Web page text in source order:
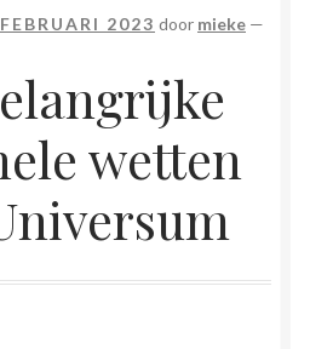
veranderende tijd
gevoeligheid
2023 door mieke —
wetten